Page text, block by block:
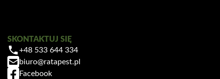
SKONTAKTUJ SIĘ
+48 533 644 334
biuro@ratapest.pl
Facebook